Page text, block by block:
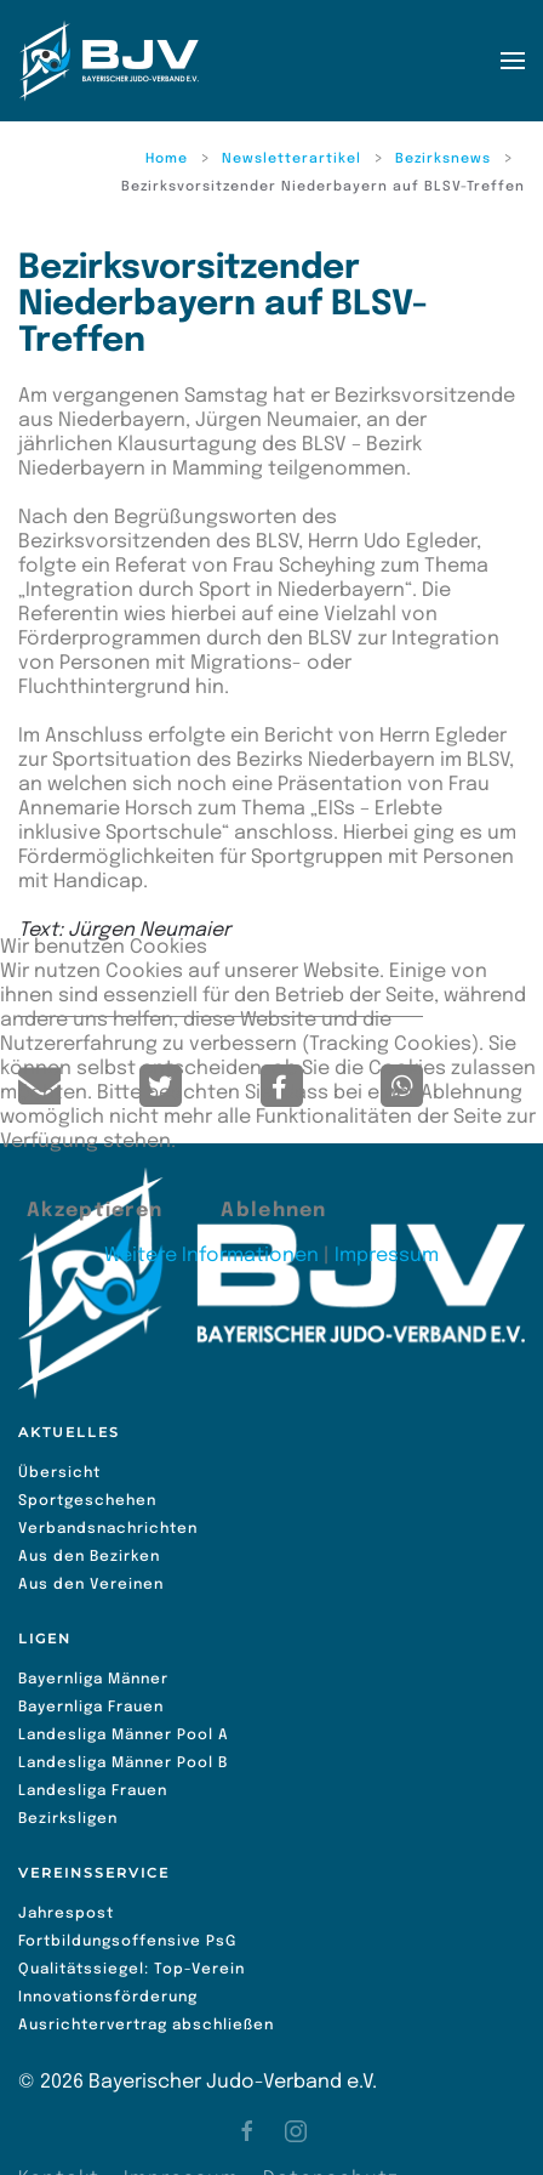
Zum Hauptinhalt springen
Home Newsletterartikel
Bezirksnews
Bezirksvorsitzender Niederbayern auf BLSV-Treffen
Bezirksvorsitzender
Niederbayern auf BLSV-
Treffen
Am vergangenen Samstag hat er Bezirksvorsitzende
aus Niederbayern, Jürgen Neumaier, an der
jährlichen Klausurtagung des BLSV – Bezirk
Niederbayern in Mamming teilgenommen.
Nach den Begrüßungsworten des
Bezirksvorsitzenden des BLSV, Herrn Udo Egleder,
folgte ein Referat von Frau Scheyhing zum Thema
„Integration durch Sport in Niederbayern“. Die
Referentin wies hierbei auf eine Vielzahl von
Förderprogrammen durch den BLSV zur Integration
von Personen mit Migrations- oder
Fluchthintergrund hin.
Im Anschluss erfolgte ein Bericht von Herrn Egleder
zur Sportsituation des Bezirks Niederbayern im BLSV,
an welchen sich noch eine Präsentation von Frau
Annemarie Horsch zum Thema „EISs – Erlebte
inklusive Sportschule“ anschloss. Hierbei ging es um
Fördermöglichkeiten für Sportgruppen mit Personen
mit Handicap.
Text: Jürgen Neumaier
AKTUELLES
Übersicht
Sportgeschehen
Verbandsnachrichten
Aus den Bezirken
Aus den Vereinen
LIGEN
Bayernliga Männer
Bayernliga Frauen
Landesliga Männer Pool A
Landesliga Männer Pool B
Landesliga Frauen
Bezirksligen
VEREINSSERVICE
Jahrespost
Fortbildungsoffensive PsG
Qualitätssiegel: Top-Verein
Innovationsförderung
Ausrichtervertrag abschließen
© 2026 Bayerischer Judo-Verband e.V.
Wir benutzen Cookies
Wir nutzen Cookies auf unserer Website. Einige von
ihnen sind essenziell für den Betrieb der Seite, während
andere uns helfen, diese Website und die
Nutzererfahrung zu verbessern (Tracking Cookies). Sie
können selbst entscheiden, ob Sie die Cookies zulassen
möchten. Bitte beachten Sie, dass bei einer Ablehnung
womöglich nicht mehr alle Funktionalitäten der Seite zur
Verfügung stehen.
Akzeptieren Ablehnen
Weitere Informationen Impressum